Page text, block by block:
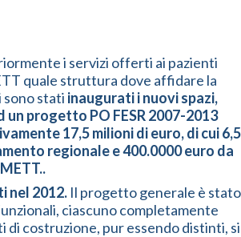
i servizi offerti ai pazienti
quale struttura dove affidare la
sono stati inaugurati i nuovi spazi,
un progetto PO FESR 2007-2013
17,5 milioni di euro, di cui 6,5
regionale e 400.0000 euro da
nel 2012. Il progetto generale è stato
ciascuno completamente
di costruzione, pur essendo distinti, si